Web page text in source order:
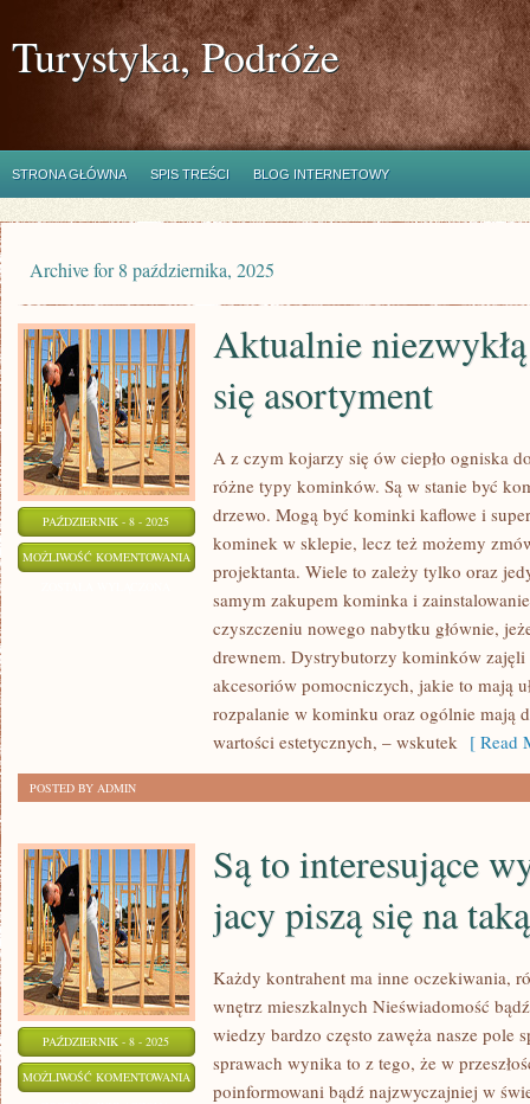
Turystyka, Podróże
STRONA GŁÓWNA SPIS TREŚCI BLOG INTERNETOWY
Archive for 8 października, 2025
PAŹDZIERNIK - 8 - 2025
MOŻLIWOŚĆ KOMENTOWANIA
NIEZWYKŁĄ
Aktualnie
się asortyment
A z czym kojarzy się ów ciepło ogniska
różne typy kominków. Są w stanie być
drzewo. Mogą być kominki kaflowe i
kominek w sklepie, lecz też możemy
projektanta. Wiele to zależy tylko oraz
samym zakupem kominka i
czyszczeniu nowego nabytku głównie,
drewnem. Dystrybutorzy kominków zajęli
akcesoriów pomocniczych, jakie to mają
rozpalanie w kominku oraz ogólnie mają
wartości estetycznych, – wskutek [ Read
POSTED BY ADMIN
PAŹDZIERNIK - 8 - 2025
MOŻLIWOŚĆ KOMENTOWANIA
Są to interesujące
jacy piszą się na
Każdy kontrahent ma inne oczekiwania,
wnętrz mieszkalnych Nieświadomość
wiedzy bardzo często zawęża nasze pole
sprawach wynika to z tego, że w
poinformowani bądź najzwyczajniej w